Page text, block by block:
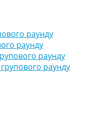
раунду
раунду
раунду
раунду